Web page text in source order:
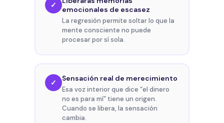
✓
emocionales de escasez
La regresión permite soltar lo que la
mente consciente no puede
procesar por sí sola.
✓ Sensación real de merecimiento
Esa voz interior que dice “el dinero
no es para mí” tiene un origen.
Cuando se libera, la sensación
cambia.